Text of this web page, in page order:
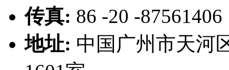
传真: 86 -20 -87561406
地址: 中国广州市天河